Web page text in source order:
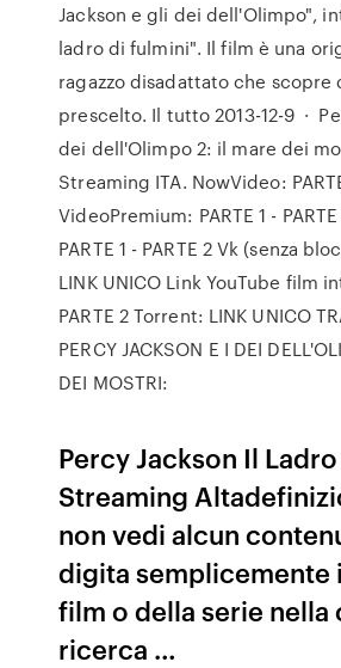
Jackson e gli dei dell'Olimpo",
ladro di fulmini". Il film è una
ragazzo disadattato che scopre
prescelto. Il tutto 2013-12-9 ·
dei dell'Olimpo 2: il mare dei
Streaming ITA. NowVideo:
VideoPremium: PARTE 1 -
PARTE 1 - PARTE 2 Vk (senza
LINK UNICO Link YouTube film
PARTE 2 Torrent: LINK UNICO
PERCY JACKSON E I DEI
DEI MOSTRI:
Percy Jackson Il
Streaming
non vedi alcun
digita semplicemente
film o della serie nella
ricerca …